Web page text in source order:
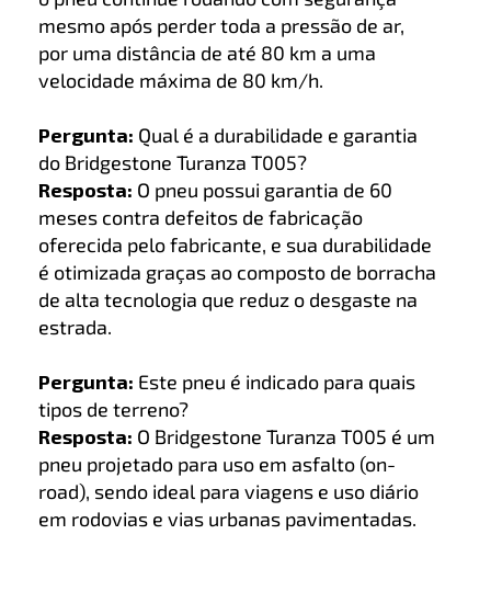
mesmo após perder toda a pressão de ar,
por uma distância de até 80 km a uma
velocidade máxima de 80 km/h.
Pergunta: Qual é a durabilidade e garantia
do Bridgestone Turanza T005?
Resposta: O pneu possui garantia de 60
meses contra defeitos de fabricação
oferecida pelo fabricante, e sua durabilidade
é otimizada graças ao composto de borracha
de alta tecnologia que reduz o desgaste na
estrada.
Pergunta: Este pneu é indicado para quais
tipos de terreno?
Resposta: O Bridgestone Turanza T005 é um
pneu projetado para uso em asfalto (on-
road), sendo ideal para viagens e uso diário
em rodovias e vias urbanas pavimentadas.